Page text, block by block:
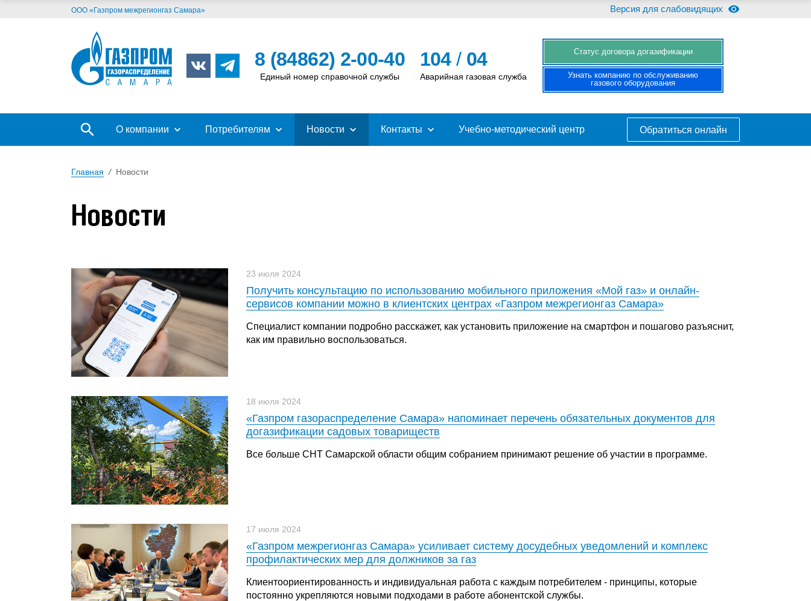
ООО «Газпром межрегионгаз Самара» Версия для слабовидящих
8 (84862) 2-00-40
Единый номер справочной службы
104/ 04
Аварийная газовая служба
Cтатус договора догазификации
Узнать компанию по обслуживанию
газового оборудования
О компании Потребителям Новости Контакты Учебно-методический центр Обратиться онлайн
Главная / Новости
Новости
23 июля 2024
Получить консультацию по использованию мобильного приложения «Мой газ» и онлайн-
сервисов компании можно в клиентских центрах «Газпром межрегионгаз Самара»
Специалист компании подробно расскажет, как установить приложение на смартфон и пошагово разъяснит,
как им правильно воспользоваться.
18 июля 2024
«Газпром газораспределение Самара» напоминает перечень обязательных документов для
догазификации садовых товариществ
Все больше СНТ Самарской области общим собранием принимают решение об участии в программе.
17 июля 2024
«Газпром межрегионгаз Самара» усиливает систему досудебных уведомлений и комплекс
профилактических мер для должников за газ
Клиентоориентированность и индивидуальная работа с каждым потребителем - принципы, которые
постоянно укрепляются новыми подходами в работе абонентской службы.